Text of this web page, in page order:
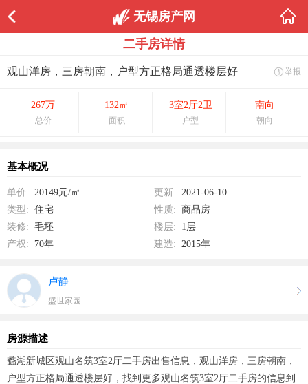
无锡房产网
二手房详情
观山洋房，三房朝南，户型方正格局通透楼层好 举报
267万
总价
132㎡
面积
3室2厅2卫
户型
南向
朝向
基本概况
单价: 20149元/㎡ 更新: 2021-06-10
类型: 住宅 性质: 商品房
装修: 毛坯 楼层:
1层
产权:
70年 建造: 2015年
卢静
盛世家园
房源描述
蠡湖新城区观山名筑3室2厅二手房出售信息，观山洋房，三房朝南，
户型方正格局通透楼层好，找到更多观山名筑3室2厅二手房的信息到